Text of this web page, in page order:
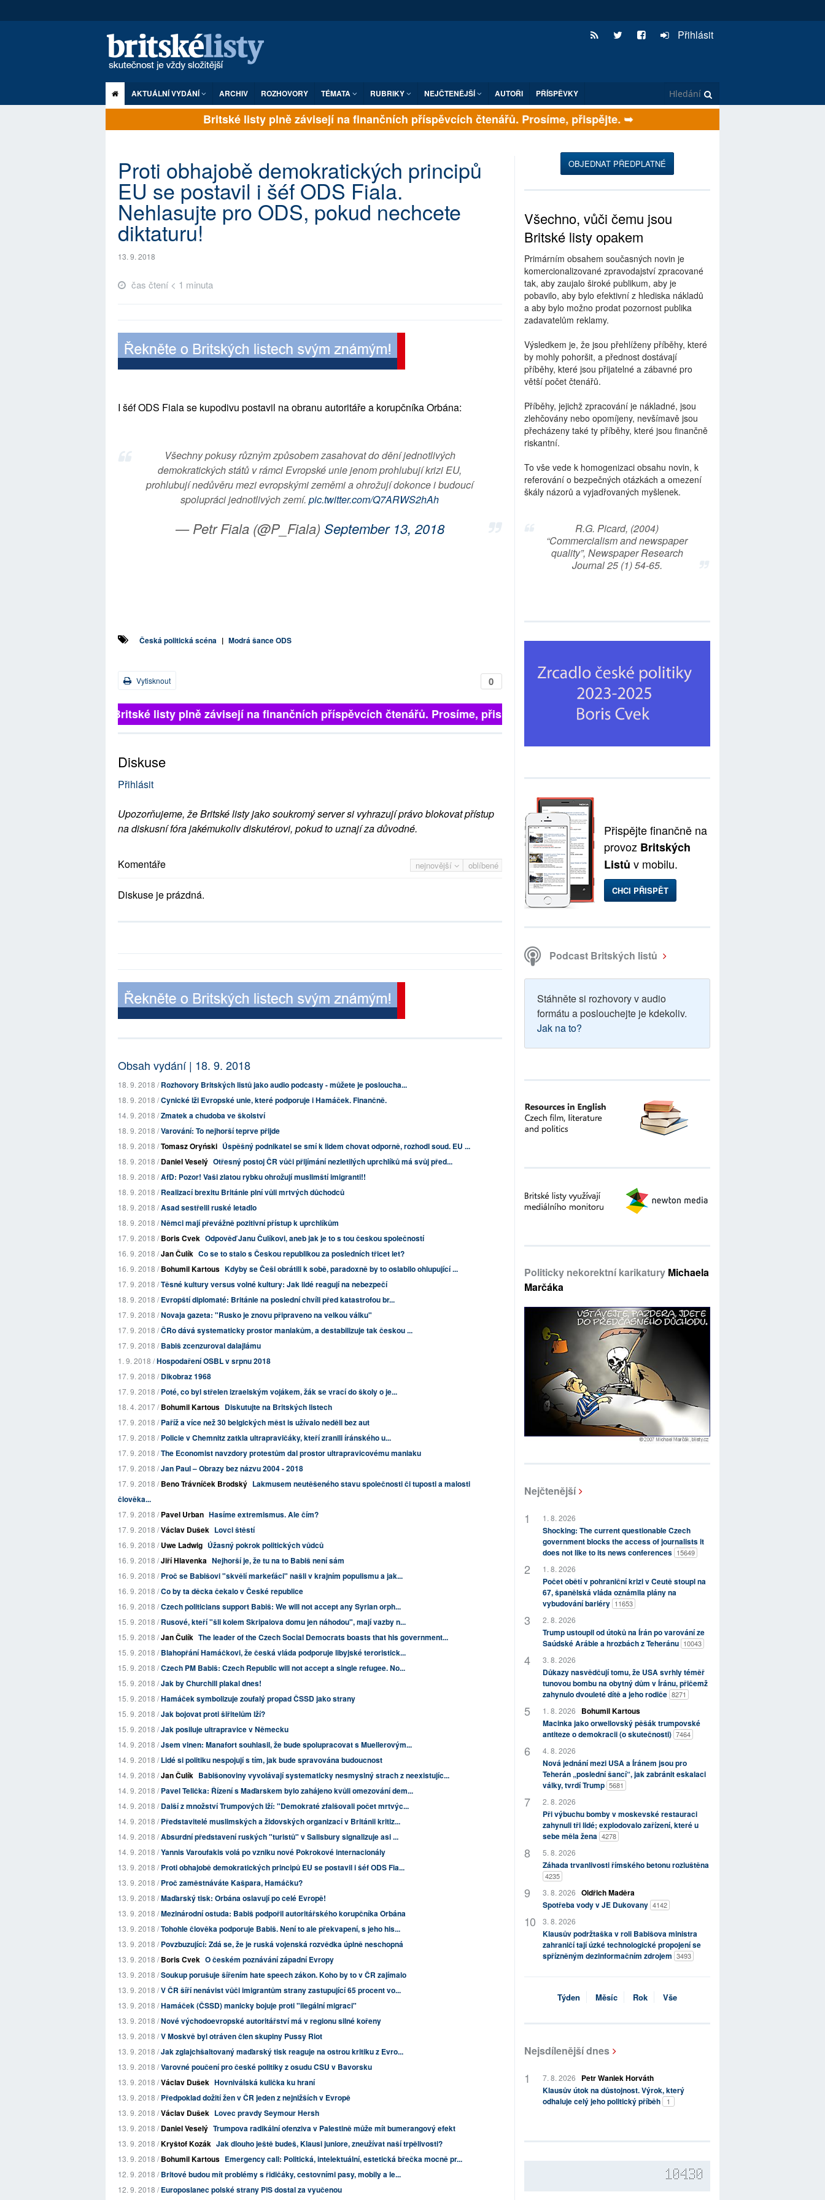
Přihlásit
AKTUÁLNÍ VYDÁNÍ ARCHIV ROZHOVORY TÉMATA RUBRIKY NEJČTENĚJŠÍ AUTOŘI PŘÍSPĚVKY
Britské listy plně závisejí na finančních příspěvcích čtenářů. Prosíme, přispějte. ➥
Proti obhajobě demokratických principů
EU se postavil i šéf ODS Fiala.
Nehlasujte pro ODS, pokud nechcete
diktaturu!
13. 9. 2018
čas čtení < 1 minuta
I šéf ODS Fiala se kupodivu postavil na obranu autoritáře a korupčníka Orbána:
Všechny pokusy různým způsobem zasahovat do dění jednotlivých
demokratických států v rámci Evropské unie jenom prohlubují krizi EU,
prohlubují nedůvěru mezi evropskými zeměmi a ohrožují dokonce i budoucí
spolupráci jednotlivých zemí.pic.twitter.com/Q7ARWS2hAh
— Petr Fiala (@P_Fiala) September 13, 2018
Česká politická scéna | Modrá šance ODS
0
Vytisknout
Britské listy plně závisejí na finančních příspěvcích čtenářů. Prosíme, přispějte. ➥
Diskuse
Přihlásit
Upozorňujeme, že Britské listy jako soukromý server si vyhrazují právo blokovat přístup
na diskusní fóra jakémukoliv diskutérovi, pokud to uznají za důvodné.
nejnovější oblíbené
Komentáře
Diskuse je prázdná.
Obsah vydání | 18. 9. 2018
18. 9. 2018 /Rozhovory Britských listů jako audio podcasty - můžete je posloucha...
18. 9. 2018 /Cynické lži Evropské unie, které podporuje i Hamáček. Finančně.
14. 9. 2018 /Zmatek a chudoba ve školství
18. 9. 2018 /Varování: To nejhorší teprve přijde
18. 9. 2018 /Tomasz Oryński Úspěšný podnikatel se smí k lidem chovat odporně, rozhodl soud. EU ...
18. 9. 2018 /Daniel Veselý Otřesný postoj ČR vůči přijímání nezletilých uprchlíků má svůj před...
18. 9. 2018 /AfD: Pozor! Vaši zlatou rybku ohrožují muslimští imigranti!!
18. 9. 2018 /Realizací brexitu Británie plní vůli mrtvých důchodců
18. 9. 2018 /Asad sestřelil ruské letadlo
18. 9. 2018 /Němci mají převážně pozitivní přístup k uprchlíkům
17. 9. 2018 /Boris Cvek Odpověď Janu Čulíkovi, aneb jak je to s tou českou společností
16. 9. 2018 /Jan Čulík Co se to stalo s Českou republikou za posledních třicet let?
16. 9. 2018 /Bohumil Kartous Kdyby se Češi obrátili k sobě, paradoxně by to oslabilo ohlupující ...
17. 9. 2018 /Těsné kultury versus volné kultury: Jak lidé reagují na nebezpečí
18. 9. 2018 /Evropští diplomaté: Británie na poslední chvíli před katastrofou br...
17. 9. 2018 /Novaja gazeta: "Rusko je znovu připraveno na velkou válku"
17. 9. 2018 /ČRo dává systematicky prostor maniakům, a destabilizuje tak českou ...
17. 9. 2018 /Babiš zcenzuroval dalajlámu
1. 9. 2018 /Hospodaření OSBL v srpnu 2018
17. 9. 2018 /Dikobraz 1968
17. 9. 2018 /Poté, co byl střelen izraelským vojákem, žák se vrací do školy o je...
18. 4. 2017 /Bohumil Kartous Diskutujte na Britských listech
17. 9. 2018 /Paříž a více než 30 belgických měst is užívalo neděli bez aut
17. 9. 2018 /Policie v Chemnitz zatkla ultrapravičáky, kteří zranili íránského u...
17. 9. 2018 /The Economist navzdory protestům dal prostor ultrapravicovému maniaku
17. 9. 2018 /Jan Paul – Obrazy bez názvu 2004 - 2018
17. 9. 2018 /Beno Trávníček Brodský Lakmusem neutěšeného stavu společnosti či tuposti a malosti
člověka...
17. 9. 2018 /Pavel Urban Hasíme extremismus. Ale čím?
17. 9. 2018 /Václav Dušek Lovci štěstí
16. 9. 2018 /Uwe Ladwig Úžasný pokrok politických vůdců
16. 9. 2018 /Jiří Hlavenka Nejhorší je, že tu na to Babiš není sám
16. 9. 2018 /Proč se Babišovi "skvělí markeťáci" našli v krajním populismu a jak...
16. 9. 2018 /Co by ta děcka čekalo v České republice
16. 9. 2018 /Czech politicians support Babiš: We will not accept any Syrian orph...
15. 9. 2018 /Rusové, kteří "šli kolem Skripalova domu jen náhodou", mají vazby n...
15. 9. 2018 /Jan Čulík The leader of the Czech Social Democrats boasts that his government...
15. 9. 2018 /Blahopřání Hamáčkovi, že česká vláda podporuje libyjské teroristick...
15. 9. 2018 /Czech PM Babiš: Czech Republic will not accept a single refugee. No...
15. 9. 2018 /Jak by Churchill plakal dnes!
15. 9. 2018 /Hamáček symbolizuje zoufalý propad ČSSD jako strany
15. 9. 2018 /Jak bojovat proti šiřitelům lží?
15. 9. 2018 /Jak posiluje ultrapravice v Německu
14. 9. 2018 /Jsem vinen: Manafort souhlasil, že bude spolupracovat s Muellerovým...
14. 9. 2018 /Lidé si politiku nespojují s tím, jak bude spravována budoucnost
14. 9. 2018 /Jan Čulík Babišonoviny vyvolávají systematicky nesmyslný strach z neexistujíc...
14. 9. 2018 /Pavel Telička: Řízení s Maďarskem bylo zahájeno kvůli omezování dem...
14. 9. 2018 /Další z množství Trumpových lží: "Demokraté zfalšovali počet mrtvýc...
14. 9. 2018 /Představitelé muslimských a židovských organizací v Británii kritiz...
14. 9. 2018 /Absurdní představení ruských "turistů" v Salisbury signalizuje asi ...
14. 9. 2018 /Yannis Varoufakis volá po vzniku nové Pokrokové internacionály
13. 9. 2018 /Proti obhajobě demokratických principů EU se postavil i šéf ODS Fia...
13. 9. 2018 /Proč zaměstnáváte Kašpara, Hamáčku?
13. 9. 2018 /Maďarský tisk: Orbána oslavují po celé Evropě!
13. 9. 2018 /Mezinárodní ostuda: Babiš podpořil autoritářského korupčníka Orbána
13. 9. 2018 /Tohohle člověka podporuje Babiš. Není to ale překvapení, s jeho his...
13. 9. 2018 /Povzbuzující: Zdá se, že je ruská vojenská rozvědka úplně neschopná
13. 9. 2018 /Boris Cvek O českém poznávání západní Evropy
13. 9. 2018 /Soukup porušuje šířením hate speech zákon. Koho by to v ČR zajímalo
13. 9. 2018 /V ČR šíří nenávist vůči imigrantům strany zastupující 65 procent vo...
13. 9. 2018 /Hamáček (ČSSD) manicky bojuje proti "ilegální migraci"
13. 9. 2018 /Nové východoevropské autoritářství má v regionu silné kořeny
13. 9. 2018 /V Moskvě byl otráven člen skupiny Pussy Riot
13. 9. 2018 /Jak zglajchšaltovaný maďarský tisk reaguje na ostrou kritiku z Evro...
13. 9. 2018 /Varovné poučení pro české politiky z osudu CSU v Bavorsku
13. 9. 2018 /Václav Dušek Hovniválská kulička ku hraní
13. 9. 2018 /Předpoklad dožití žen v ČR jeden z nejnižších v Evropě
13. 9. 2018 /Václav Dušek Lovec pravdy Seymour Hersh
13. 9. 2018 /Daniel Veselý Trumpova radikální ofenziva v Palestině může mít bumerangový efekt
13. 9. 2018 /Kryštof Kozák Jak dlouho ještě budeš, Klausi juniore, zneužívat naší trpělivosti?
13. 9. 2018 /Bohumil Kartous Emergency call: Politická, intelektuální, estetická břečka mocně pr...
12. 9. 2018 /Britové budou mít problémy s řidičáky, cestovními pasy, mobily a le...
12. 9. 2018 /Europoslanec polské strany PiS dostal za vyučenou
OBJEDNAT PŘEDPLATNÉ
Všechno, vůči čemu jsou
Britské listy opakem
Primárním obsahem současných novin je
komercionalizované zpravodajství zpracované
tak, aby zaujalo široké publikum, aby je
pobavilo, aby bylo efektivní z hlediska nákladů
a aby bylo možno prodat pozornost publika
zadavatelům reklamy.
Výsledkem je, že jsou přehlíženy příběhy, které
by mohly pohoršit, a přednost dostávají
příběhy, které jsou přijatelné a zábavné pro
větší počet čtenářů.
Příběhy, jejichž zpracování je nákladné, jsou
zlehčovány nebo opomíjeny, nevšímavě jsou
přecházeny také ty příběhy, které jsou finančně
riskantní.
To vše vede k homogenizaci obsahu novin, k
referování o bezpečných otázkách a omezení
škály názorů a vyjadřovaných myšlenek.
R.G. Picard, (2004)
“Commercialism and newspaper
quality”, Newspaper Research
Journal 25 (1) 54-65.
Přispějte finančně na
provoz Britských
Listů v mobilu.
CHCI PŘISPĚT
Podcast Britských listů
Stáhněte si rozhovory v audio
formátu a poslouchejte je kdekoliv.
Jak na to?
Politicky nekorektní karikatury Michaela
Marčáka
Nejčtenější
1. 8. 2026
Shocking: The current questionable Czech
government blocks the access of journalists it
does not like to its news conferences 15649
1. 8. 2026
Počet obětí v pohraniční krizi v Ceutě stoupl na
67, španělská vláda oznámila plány na
vybudování bariéry 11653
2. 8. 2026
Trump ustoupil od útoků na Írán po varování ze
Saúdské Arábie a hrozbách z Teheránu 10043
3. 8. 2026
Důkazy nasvědčují tomu, že USA svrhly téměř
tunovou bombu na obytný dům v Íránu, přičemž
zahynulo dvouleté dítě a jeho rodiče 8271
1. 8. 2026
Bohumil Kartous
Macinka jako orwellovský pěšák trumpovské
antiteze o demokracii (o skutečnosti) 7464
4. 8. 2026
Nová jednání mezi USA a Íránem jsou pro
Teherán „poslední šancí“, jak zabránit eskalaci
války, tvrdí Trump 5681
2. 8. 2026
Při výbuchu bomby v moskevské restauraci
zahynuli tři lidé; explodovalo zařízení, které u
sebe měla žena 4278
5. 8. 2026
Záhada trvanlivosti římského betonu rozluštěna
4235
3. 8. 2026 Oldřich Maděra
Spotřeba vody v JE Dukovany 4142
3. 8. 2026
Klausův podržtaška v roli Babišova ministra
zahraničí tají úzké technologické propojení se
spřízněným dezinformačním zdrojem 3493
Týden Měsíc Rok Vše
Nejsdílenější dnes
7. 8. 2026
Petr Waniek Horváth
Klausův útok na důstojnost. Výrok, který
odhaluje celý jeho politický příběh
1
10430